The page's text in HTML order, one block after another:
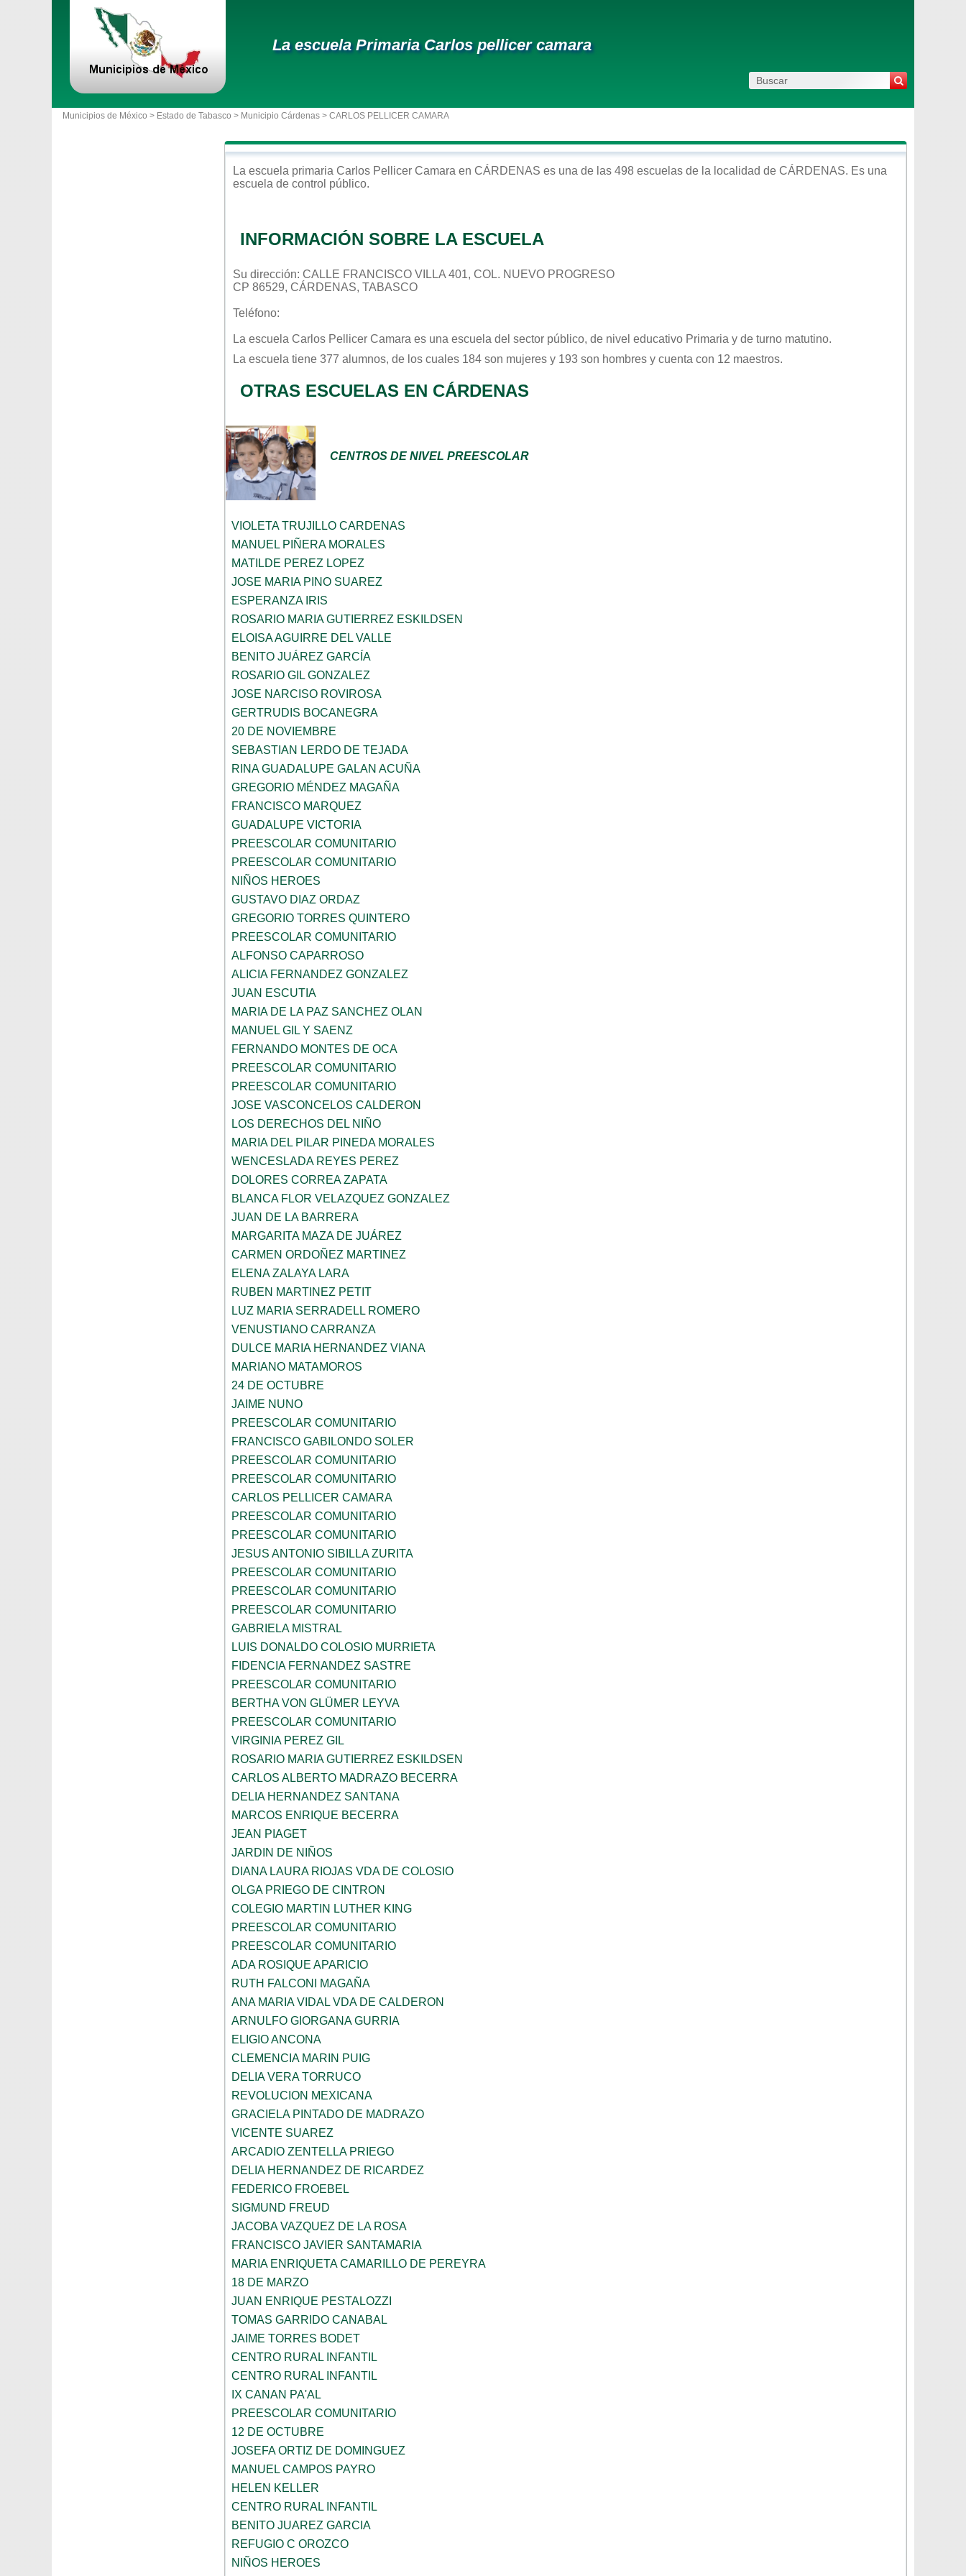
La escuela Primaria Carlos pellicer camara
Municipios de México > Estado de Tabasco > Municipio Cárdenas > CARLOS PELLICER CAMARA
La escuela primaria Carlos Pellicer Camara en CÁRDENAS es una de las 498 escuelas de la localidad de CÁRDENAS. Es una
escuela de control público.
INFORMACIÓN SOBRE LA ESCUELA
Su dirección: CALLE FRANCISCO VILLA 401, COL. NUEVO PROGRESO
CP 86529, CÁRDENAS, TABASCO
Teléfono:
La escuela Carlos Pellicer Camara es una escuela del sector público, de nivel educativo Primaria y de turno matutino.
La escuela tiene 377 alumnos, de los cuales 184 son mujeres y 193 son hombres y cuenta con 12 maestros.
OTRAS ESCUELAS EN CÁRDENAS
CENTROS DE NIVEL PREESCOLAR
VIOLETA TRUJILLO CARDENAS
MANUEL PIÑERA MORALES
MATILDE PEREZ LOPEZ
JOSE MARIA PINO SUAREZ
ESPERANZA IRIS
ROSARIO MARIA GUTIERREZ ESKILDSEN
ELOISA AGUIRRE DEL VALLE
BENITO JUÁREZ GARCÍA
ROSARIO GIL GONZALEZ
JOSE NARCISO ROVIROSA
GERTRUDIS BOCANEGRA
20 DE NOVIEMBRE
SEBASTIAN LERDO DE TEJADA
RINA GUADALUPE GALAN ACUÑA
GREGORIO MÉNDEZ MAGAÑA
FRANCISCO MARQUEZ
GUADALUPE VICTORIA
PREESCOLAR COMUNITARIO
PREESCOLAR COMUNITARIO
NIÑOS HEROES
GUSTAVO DIAZ ORDAZ
GREGORIO TORRES QUINTERO
PREESCOLAR COMUNITARIO
ALFONSO CAPARROSO
ALICIA FERNANDEZ GONZALEZ
JUAN ESCUTIA
MARIA DE LA PAZ SANCHEZ OLAN
MANUEL GIL Y SAENZ
FERNANDO MONTES DE OCA
PREESCOLAR COMUNITARIO
PREESCOLAR COMUNITARIO
JOSE VASCONCELOS CALDERON
LOS DERECHOS DEL NIÑO
MARIA DEL PILAR PINEDA MORALES
WENCESLADA REYES PEREZ
DOLORES CORREA ZAPATA
BLANCA FLOR VELAZQUEZ GONZALEZ
JUAN DE LA BARRERA
MARGARITA MAZA DE JUÁREZ
CARMEN ORDOÑEZ MARTINEZ
ELENA ZALAYA LARA
RUBEN MARTINEZ PETIT
LUZ MARIA SERRADELL ROMERO
VENUSTIANO CARRANZA
DULCE MARIA HERNANDEZ VIANA
MARIANO MATAMOROS
24 DE OCTUBRE
JAIME NUNO
PREESCOLAR COMUNITARIO
FRANCISCO GABILONDO SOLER
PREESCOLAR COMUNITARIO
PREESCOLAR COMUNITARIO
CARLOS PELLICER CAMARA
PREESCOLAR COMUNITARIO
PREESCOLAR COMUNITARIO
JESUS ANTONIO SIBILLA ZURITA
PREESCOLAR COMUNITARIO
PREESCOLAR COMUNITARIO
PREESCOLAR COMUNITARIO
GABRIELA MISTRAL
LUIS DONALDO COLOSIO MURRIETA
FIDENCIA FERNANDEZ SASTRE
PREESCOLAR COMUNITARIO
BERTHA VON GLÜMER LEYVA
PREESCOLAR COMUNITARIO
VIRGINIA PEREZ GIL
ROSARIO MARIA GUTIERREZ ESKILDSEN
CARLOS ALBERTO MADRAZO BECERRA
DELIA HERNANDEZ SANTANA
MARCOS ENRIQUE BECERRA
JEAN PIAGET
JARDIN DE NIÑOS
DIANA LAURA RIOJAS VDA DE COLOSIO
OLGA PRIEGO DE CINTRON
COLEGIO MARTIN LUTHER KING
PREESCOLAR COMUNITARIO
PREESCOLAR COMUNITARIO
ADA ROSIQUE APARICIO
RUTH FALCONI MAGAÑA
ANA MARIA VIDAL VDA DE CALDERON
ARNULFO GIORGANA GURRIA
ELIGIO ANCONA
CLEMENCIA MARIN PUIG
DELIA VERA TORRUCO
REVOLUCION MEXICANA
GRACIELA PINTADO DE MADRAZO
VICENTE SUAREZ
ARCADIO ZENTELLA PRIEGO
DELIA HERNANDEZ DE RICARDEZ
FEDERICO FROEBEL
SIGMUND FREUD
JACOBA VAZQUEZ DE LA ROSA
FRANCISCO JAVIER SANTAMARIA
MARIA ENRIQUETA CAMARILLO DE PEREYRA
18 DE MARZO
JUAN ENRIQUE PESTALOZZI
TOMAS GARRIDO CANABAL
JAIME TORRES BODET
CENTRO RURAL INFANTIL
CENTRO RURAL INFANTIL
IX CANAN PA'AL
PREESCOLAR COMUNITARIO
12 DE OCTUBRE
JOSEFA ORTIZ DE DOMINGUEZ
MANUEL CAMPOS PAYRO
HELEN KELLER
CENTRO RURAL INFANTIL
BENITO JUAREZ GARCIA
REFUGIO C OROZCO
NIÑOS HEROES